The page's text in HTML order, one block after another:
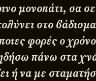
μονοπάτι, σα
στο
φορές ο
πάνω στα
ή να με